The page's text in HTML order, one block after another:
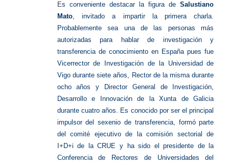
Es conveniente destacar la figura deSalustiano
Mato, invitado a impartir la primera charla.
Probablemente sea una de las personas más
autorizadas para hablar de investigación y
transferencia de conocimiento en España pues fue
Vicerrector de Investigación de la Universidad de
Vigo durante siete años, Rector de la misma durante
ocho años y Director General de Investigación,
Desarrollo e Innovación de la Xunta de Galicia
durante cuatro años. Es conocido por ser el principal
impulsor del sexenio de transferencia, formó parte
del comité ejecutivo de la comisión sectorial de
I+D+i de la CRUE y ha sido el presidente de la
Conferencia de Rectores de Universidades del